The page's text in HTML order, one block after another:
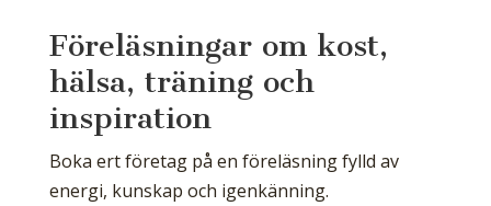
Föreläsningar om kost,
hälsa, träning och
inspiration
Boka ert företag på en föreläsning fylld av
energi, kunskap och igenkänning.